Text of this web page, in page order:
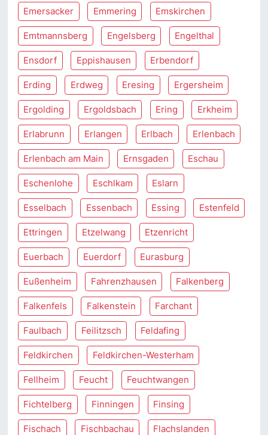
Emersacker Emmering Emskirchen
Emtmannsberg Engelsberg Engelthal
Ensdorf Eppishausen Erbendorf
Erding Erdweg Eresing Ergersheim
Ergolding Ergoldsbach Ering Erkheim
Erlabrunn Erlangen Erlbach Erlenbach
Erlenbach am Main Ernsgaden Eschau
Eschenlohe Eschlkam Eslarn
Esselbach Essenbach Essing Estenfeld
Ettringen Etzelwang Etzenricht
Euerbach Euerdorf Eurasburg
Eußenheim Fahrenzhausen Falkenberg
Falkenfels Falkenstein Farchant
Faulbach Feilitzsch Feldafing
Feldkirchen Feldkirchen-Westerham
Fellheim Feucht Feuchtwangen
Fichtelberg Finningen Finsing
Fischach Fischbachau Flachslanden